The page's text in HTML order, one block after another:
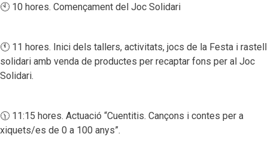
🕙 10 hores. Començament del Joc Solidari
🕚 11 hores. Inici dels tallers, activitats, jocs de la Festa i rastell
solidari amb venda de productes per recaptar fons per al Joc
Solidari.
🕦 11:15 hores. Actuació “Cuentitis. Cançons i contes per a
xiquets/es de 0 a 100 anys”.